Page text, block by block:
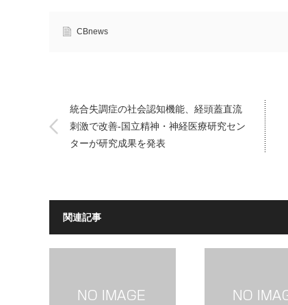
CBnews
統合失調症の社会認知機能、経頭蓋直流
刺激で改善-国立精神・神経医療研究セン
ターが研究成果を発表
関連記事